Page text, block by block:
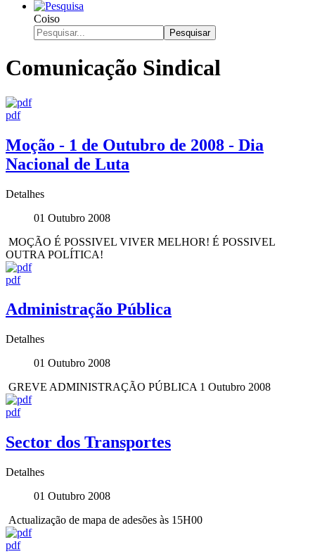
Coiso
Pesquisar
Comunicação Sindical
pdf
Moção - 1 de Outubro de 2008 - Dia
Nacional de Luta
Detalhes
01 Outubro 2008
MOÇÃO É POSSIVEL VIVER MELHOR! É POSSIVEL
OUTRA POLÍTICA!
pdf
Administração Pública
Detalhes
01 Outubro 2008
GREVE ADMINISTRAÇÃO PÚBLICA 1 Outubro 2008
pdf
Sector dos Transportes
Detalhes
01 Outubro 2008
Actualização de mapa de adesões às 15H00
pdf